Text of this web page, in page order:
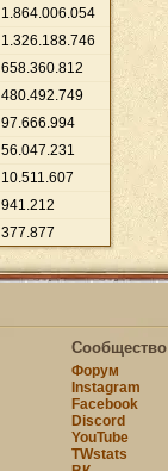
1.864.006.054
1.326.188.746
658.360.812
480.492.749
97.666.994
56.047.231
10.511.607
941.212
377.877
Сообщество
Форум
Instagram
Facebook
Discord
YouTube
TWstats